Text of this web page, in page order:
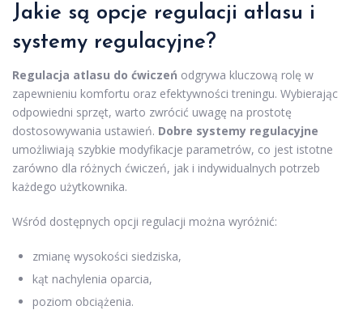
Jakie są opcje regulacji atlasu i
systemy regulacyjne?
Regulacja atlasu do ćwiczeń odgrywa kluczową rolę w
zapewnieniu komfortu oraz efektywności treningu. Wybierając
odpowiedni sprzęt, warto zwrócić uwagę na prostotę
dostosowywania ustawień. Dobre systemy regulacyjne
umożliwiają szybkie modyfikacje parametrów, co jest istotne
zarówno dla różnych ćwiczeń, jak i indywidualnych potrzeb
każdego użytkownika.
Wśród dostępnych opcji regulacji można wyróżnić:
zmianę wysokości siedziska,
kąt nachylenia oparcia,
poziom obciążenia.